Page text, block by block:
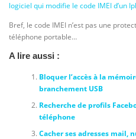
logiciel qui modifie le code IMEI d’un
Bref, le code IMEI n’est pas une
téléphone portable…
A lire aussi :
Bloquer l’accès à la
branchement USB
Recherche de profils
téléphone
Cacher ses adresses mail,